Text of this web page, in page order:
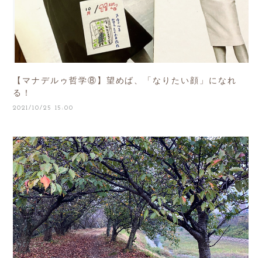
【マナデルゥ哲学⑧】望めば、「なりたい顔」になれ
る！
2021/10/25 15:00